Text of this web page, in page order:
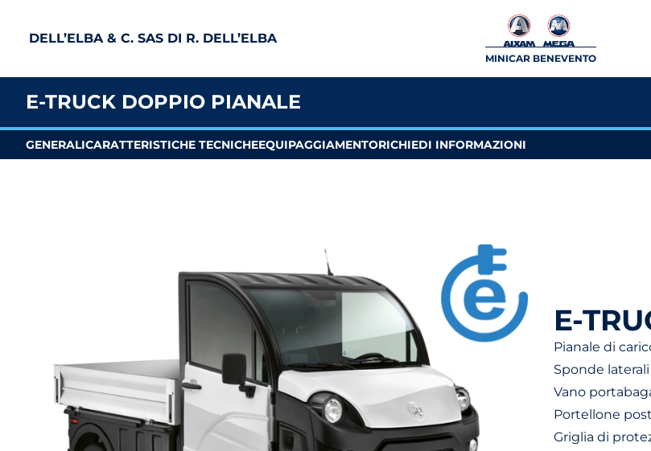
DELL’ELBA & C. SAS DI R. DELL’ELBA
MINICAR BENEVENTO
E-TRUCK DOPPIO PIANALE
GENERALICARATTERISTICHE TECNICHEEQUIPAGGIAMENTORICHIEDI INFORMAZIONI
E-
Pianale di
Sponde
Vano
Portellone
Griglia di